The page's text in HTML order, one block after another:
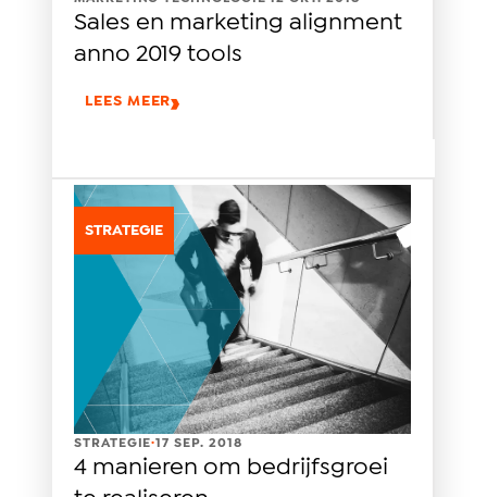
Sales en marketing alignment
anno 2019 tools
LEES MEER
STRATEGIE
STRATEGIE.17 SEP. 2018
4 manieren om bedrijfsgroei